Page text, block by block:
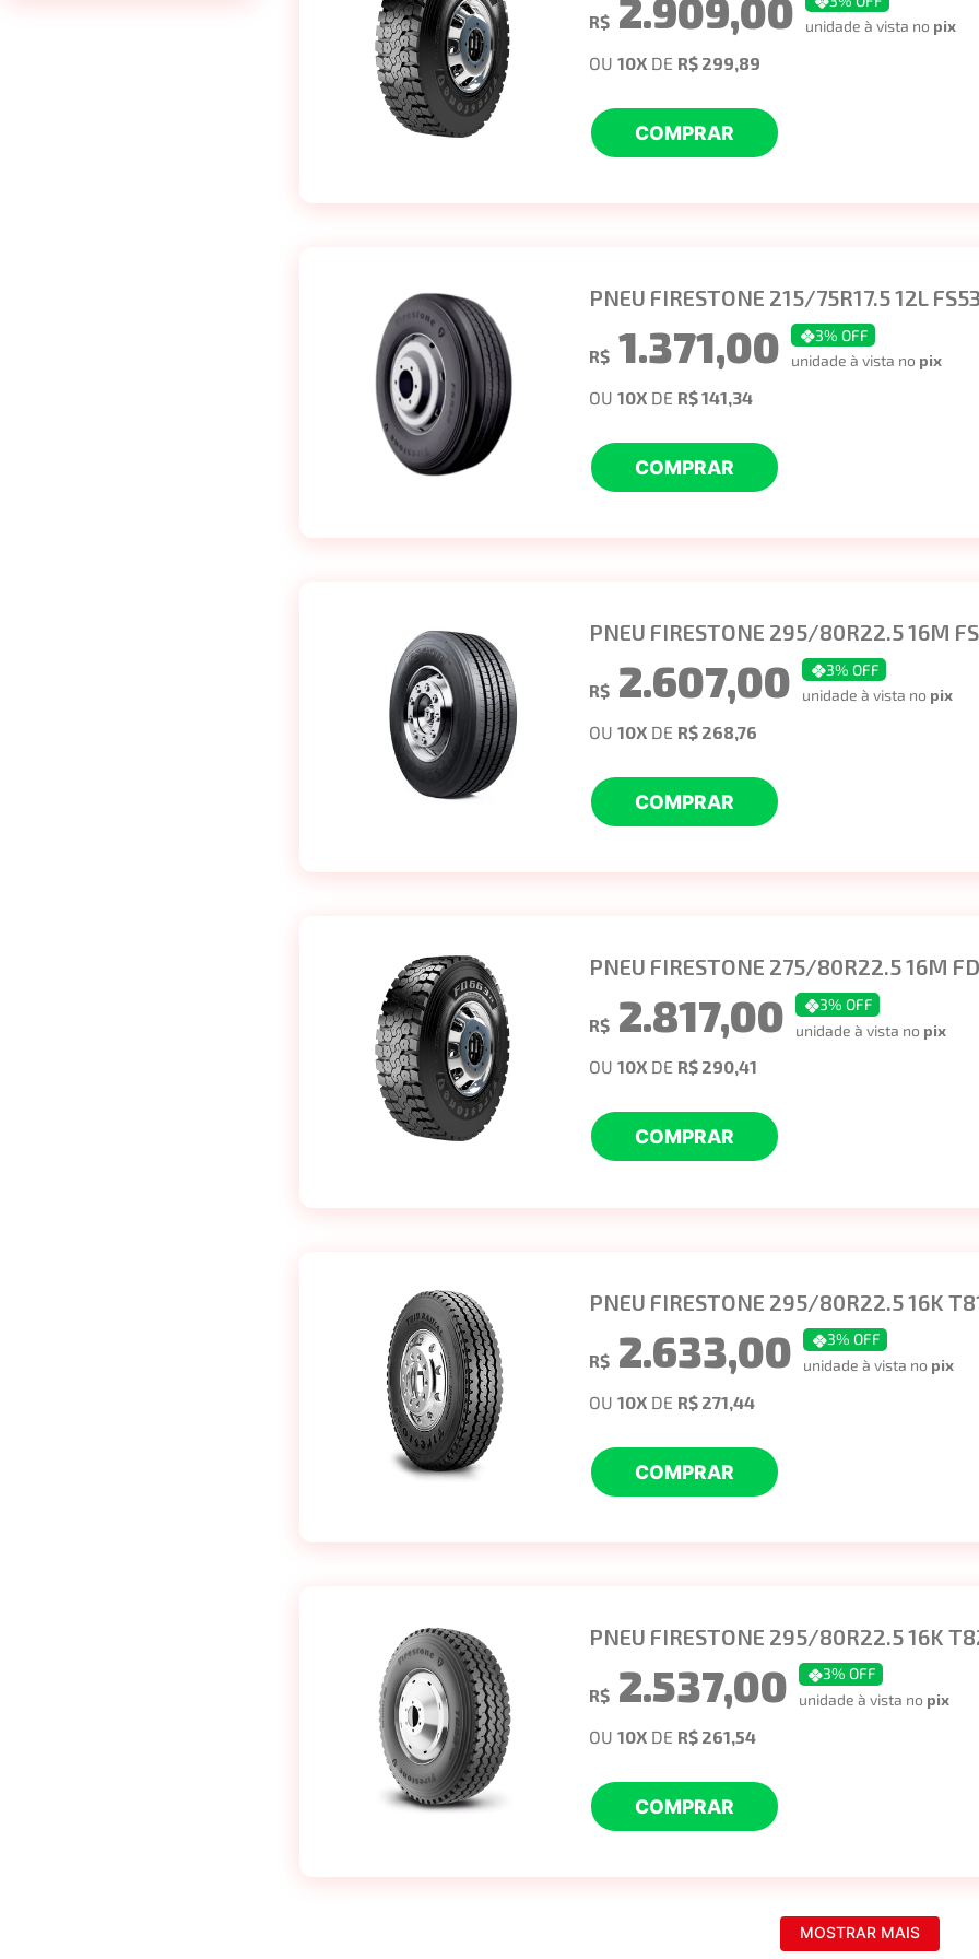
R$ 2.909,00
unidade à vista no pix
OU 10X DE R$ 299,89
COMPRAR
PNEU FIRESTONE 215/75R17.5 12L
R$ 1.371,00 3% OFF
unidade à vista no pix
OU 10X DE R$ 141,34
COMPRAR
PNEU FIRESTONE 295/80R22.5 16M
R$ 2.607,00 3% OFF
unidade à vista no pix
OU 10X DE R$ 268,76
COMPRAR
PNEU FIRESTONE 275/80R22.5 16M
R$ 2.817,00 3% OFF
unidade à vista no pix
OU 10X DE R$ 290,41
COMPRAR
PNEU FIRESTONE 295/80R22.5 16K
R$ 2.633,00 3% OFF
unidade à vista no pix
OU 10X DE R$ 271,44
COMPRAR
PNEU FIRESTONE 295/80R22.5 16K
R$ 2.537,00 3% OFF
unidade à vista no pix
OU 10X DE R$ 261,54
COMPRAR
MOSTRAR MAIS